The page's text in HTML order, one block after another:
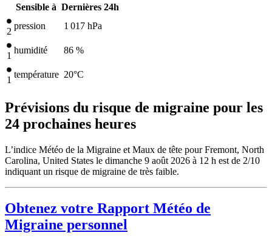
Sensible à Dernières 24h
2
pression 1 017 hPa
1
humidité 86 %
1
température 20°C
Prévisions du risque de migraine pour les
24 prochaines heures
L’indice Météo de la Migraine et Maux de tête pour Fremont, North
Carolina, United States le dimanche 9 août 2026 à 12 h est de 2/10
indiquant un risque de migraine de très faible.
Obtenez votre Rapport Météo de
Migraine personnel